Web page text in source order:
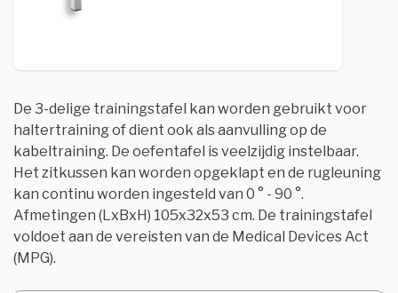
De 3-delige trainingstafel kan worden gebruikt voor
haltertraining of dient ook als aanvulling op de
kabeltraining. De oefentafel is veelzijdig instelbaar.
Het zitkussen kan worden opgeklapt en de rugleuning
kan continu worden ingesteld van 0 ° - 90 °.
Afmetingen (LxBxH) 105x32x53 cm. De trainingstafel
voldoet aan de vereisten van de Medical Devices Act
(MPG).